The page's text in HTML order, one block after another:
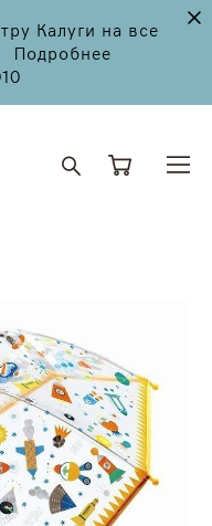
Калуги на все
Подробнее